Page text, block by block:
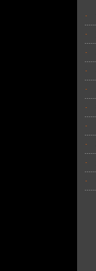
·
·
·
·
·
·
·
·
·
·